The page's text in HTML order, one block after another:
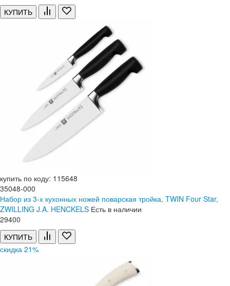
КУПИТЬ
купить по коду: 115648
35048-000
Набор из 3-х кухонных ножей поварская тройка, TWIN Four Star,
ZWILLING J.A. HENCKELS Есть в наличии
29400
КУПИТЬ
скидка 21%